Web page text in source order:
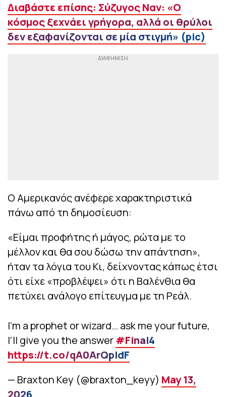
Διαβάστε επίσης: Σύζυγος Ναν: «Ο
κόσμος ξεχνάει γρήγορα, αλλά οι θρύλοι
δεν εξαφανίζονται σε μία στιγμή» (pic)
Ο Αμερικανός ανέφερε χαρακτηριστικά
πάνω από τη δημοσίευση:
«Είμαι προφήτης ή μάγος, ρώτα με το
μέλλον και θα σου δώσω την απάντηση»,
ήταν τα λόγια του Κι, δείχνοντας κάπως έτσι
ότι είχε «προβλέψει» ότι η Βαλένθια θα
πετύχει ανάλογο επίτευγμα με τη Ρεάλ.
I’m a prophet or wizard… ask me your future,
I’ll give you the answer#Final4
https://t.co/qA0ArQpIdF
— Braxton Key (@braxton_keyy) May 13,